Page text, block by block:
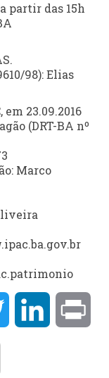
partir das 15h
98): Elias
23.09.2016
(DRT-BA nº
Marco
Twitter LinkedIn